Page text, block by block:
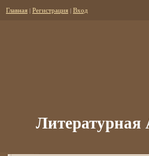
Главная | Регистрация | Вход